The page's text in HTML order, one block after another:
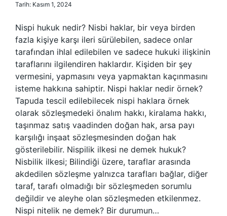
Tarih: Kasım 1, 2024
Nispi hukuk nedir? Nisbi haklar, bir veya birden
fazla kişiye karşı ileri sürülebilen, sadece onlar
tarafından ihlal edilebilen ve sadece hukuki ilişkinin
taraflarını ilgilendiren haklardır. Kişiden bir şey
vermesini, yapmasını veya yapmaktan kaçınmasını
isteme hakkına sahiptir. Nispi haklar nedir örnek?
Tapuda tescil edilebilecek nispi haklara örnek
olarak sözleşmedeki önalım hakkı, kiralama hakkı,
taşınmaz satış vaadinden doğan hak, arsa payı
karşılığı inşaat sözleşmesinden doğan hak
gösterilebilir. Nispilik ilkesi ne demek hukuk?
Nisbilik ilkesi; Bilindiği üzere, taraflar arasında
akdedilen sözleşme yalnızca tarafları bağlar, diğer
taraf, tarafı olmadığı bir sözleşmeden sorumlu
değildir ve aleyhe olan sözleşmeden etkilenmez.
Nispi nitelik ne demek? Bir durumun…